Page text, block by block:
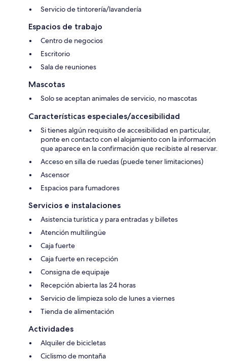
Servicio de tintorería/lavandería
Espacios de trabajo
Centro de negocios
Escritorio
Sala de reuniones
Mascotas
Solo se aceptan animales de servicio, no mascotas
Características especiales/accesibilidad
Si tienes algún requisito de accesibilidad en particular,
ponte en contacto con el alojamiento con la información
que aparece en la confirmación que recibiste al reservar.
Acceso en silla de ruedas (puede tener limitaciones)
Ascensor
Espacios para fumadores
Servicios e instalaciones
Asistencia turística y para entradas y billetes
Atención multilingüe
Caja fuerte
Caja fuerte en recepción
Consigna de equipaje
Recepción abierta las 24 horas
Servicio de limpieza solo de lunes a viernes
Tienda de alimentación
Actividades
Alquiler de bicicletas
Ciclismo de montaña